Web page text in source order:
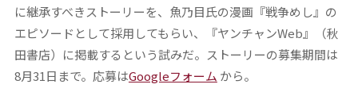
に継承すべきストーリーを、魚乃目氏の漫画『戦争めし』の
エピソードとして採用してもらい、『ヤンチャンWeb』（秋
田書店）に掲載するという試みだ。ストーリーの募集期間は
8月31日まで。応募はGoogleフォーム から。